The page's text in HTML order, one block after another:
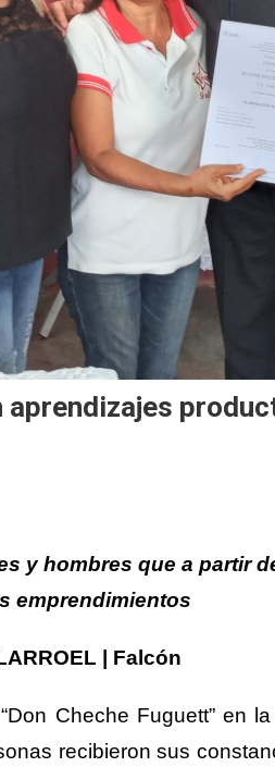
aprendizajes
y hombres que a partir
emprendimientos
| Falcón
Cheche Fuguett” en
recibieron sus